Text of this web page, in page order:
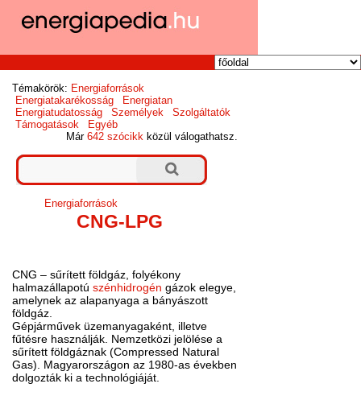
Témakörök: Energiaforrások
Energiatakarékosság
Energiatan
Energiatudatosság
Személyek
Szolgáltatók
Támogatások
Egyéb
Már642 szócikk közül válogathatsz.
Energiaforrások
CNG-LPG
CNG – sűrített földgáz, folyékony
halmazállapotúszénhidrogén gázok elegye,
amelynek az alapanyaga a bányászott
földgáz.
Gépjárművek üzemanyagaként, illetve
fűtésre használják. Nemzetközi jelölése a
sűrített földgáznak (Compressed Natural
Gas). Magyarországon az 1980-as években
dolgozták ki a technológiáját.